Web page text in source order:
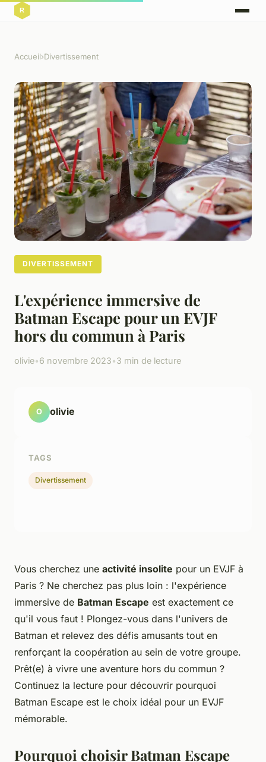
Accueil›Divertissement
DIVERTISSEMENT
L'expérience immersive de
Batman Escape pour un EVJF
hors du commun à Paris
olivie•6 novembre 2023•3 min de lecture
Vous cherchez une activité insolite pour un EVJF à
Paris ? Ne cherchez pas plus loin : l'expérience
immersive de Batman Escape est exactement ce
qu'il vous faut ! Plongez-vous dans l'univers de
Batman et relevez des défis amusants tout en
renforçant la coopération au sein de votre groupe.
Prêt(e) à vivre une aventure hors du commun ?
Continuez la lecture pour découvrir pourquoi
Batman Escape est le choix idéal pour un EVJF
mémorable.
Pourquoi choisir Batman Escape
O olivie
TAGS
Divertissement